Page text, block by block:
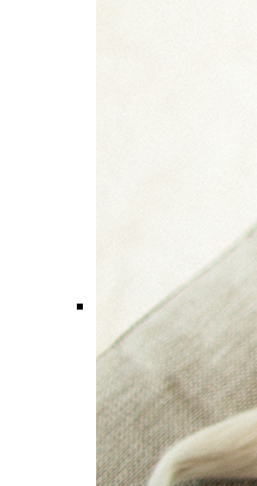
Comment ça marche ?